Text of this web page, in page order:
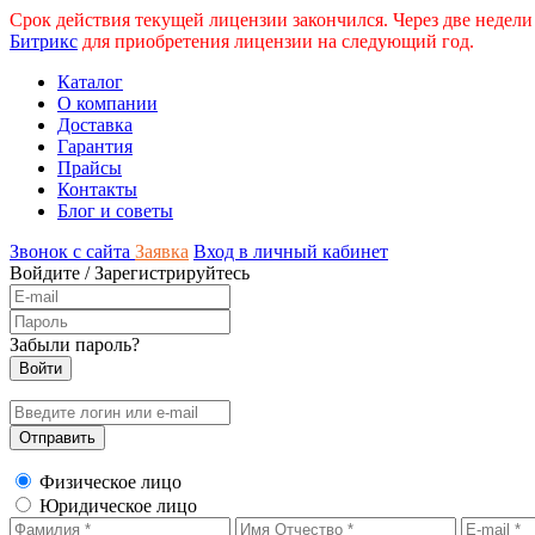
Срок действия текущей лицензии закончился. Через две
Битрикс для приобретения лицензии на следующий год.
Каталог
О компании
Доставка
Гарантия
Прайсы
Контакты
Блог и советы
Звонок с сайта Заявка Вход в личный кабинет
Войдите /Зарегистрируйтесь
Забыли пароль?
Физическое лицо
Юридическое лицо